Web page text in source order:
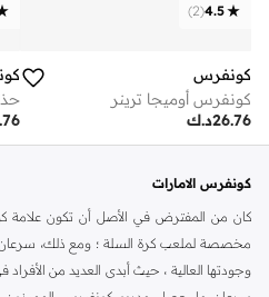
4.5
(
2
)
كونفرس
كونفرس أوميجا ترينر
د.ك26.76
كونفرس الامارات
كان من المفترض في الأصل أن تكون علامة
مخصصة لملعب كرة السلة ؛ ومع ذلك، سرعان
وجودتها العالية ، حيث أبدى العديد من الأفراد